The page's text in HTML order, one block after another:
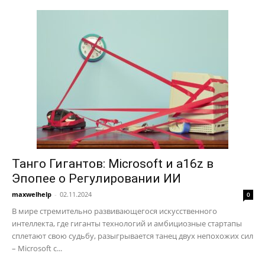
Танго Гигантов: Microsoft и a16z в
Эпопее о Регулировании ИИ
maxwelhelp - 02.11.2024 0
В мире стремительно развивающегося искусственного
интеллекта, где гиганты технологий и амбициозные стартапы
сплетают свою судьбу, разыгрывается танец двух непохожих сил
– Microsoft с...